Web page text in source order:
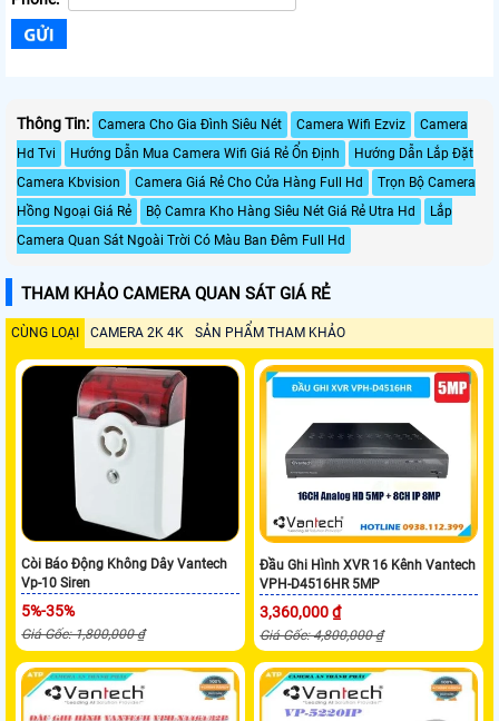
Thông Tin: Camera Cho Gia Đình Siêu Nét Camera Wifi Ezviz
Camera
Hd Tvi
Hướng Dẫn Mua Camera Wifi Giá Rẻ Ổn Định
Hướng Dẫn Lắp Đặt
Camera Kbvision
Camera Giá Rẻ Cho Cửa Hàng Full Hd
Trọn Bộ Camera
Hồng Ngoại Giá Rẻ
Bộ Camra Kho Hàng Siêu Nét Giá Rẻ Utra Hd
Lắp
Camera Quan Sát Ngoài Trời Có Màu Ban Đêm Full Hd
THAM KHẢO CAMERA QUAN SÁT GIÁ RẺ
CÙNG LOẠI CAMERA 2K 4K SẢN PHẨM THAM KHẢO
Còi Báo Động Không Dây Vantech
Vp-10 Siren
5%-35%
Giá Gốc: 1,800,000 ₫
Đầu Ghi Hình XVR 16 Kênh Vantech
VPH-D4516HR 5MP
3,360,000 ₫
Giá Gốc: 4,800,000 ₫